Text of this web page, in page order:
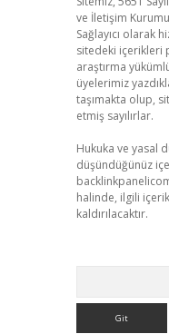
ve İletişim
Sağlayıcı olarak
sitedeki içerikleri
araştırma
üyelerimiz
taşımakta olup,
etmiş sayılırlar.
Hukuka ve yasal
düşündüğünüz
halinde, ilgili
kaldırılacaktır.